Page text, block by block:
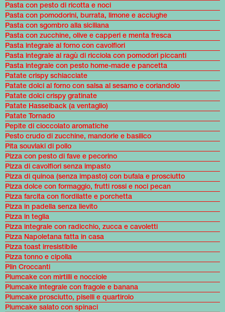
Pasta con pesto di ricotta e noci
Pasta con pomodorini, burrata, limone e acciughe
Pasta con sgombro alla siciliana
Pasta con zucchine, olive e capperi e menta fresca
Pasta integrale al forno con cavolfiori
Pasta integrale al ragù di ricciola con pomodori piccanti
Pasta integrale con pesto home-made e pancetta
Patate crispy schiacciate
Patate dolci al forno con salsa al sesamo e coriandolo
Patate dolci crispy gratinate
Patate Hasselback (a ventaglio)
Patate Tornado
Pepite di cioccolato aromatiche
Pesto crudo di zucchine, mandorle e basilico
Pita souvlaki di pollo
Pizza con pesto di fave e pecorino
Pizza di cavolfiori senza impasto
Pizza di quinoa (senza impasto) con bufala e prosciutto
Pizza dolce con formaggio, frutti rossi e noci pecan
Pizza farcita con fiordilatte e porchetta
Pizza in padella senza lievito
Pizza in teglia
Pizza integrale con radicchio, zucca e cavoletti
Pizza Napoletana fatta in casa
Pizza toast irresistibile
Pizza tonno e cipolla
Plin Croccanti
Plumcake con mirtilli e nocciole
Plumcake integrale con fragole e banana
Plumcake prosciutto, piselli e quartirolo
Plumcake salato con spinaci